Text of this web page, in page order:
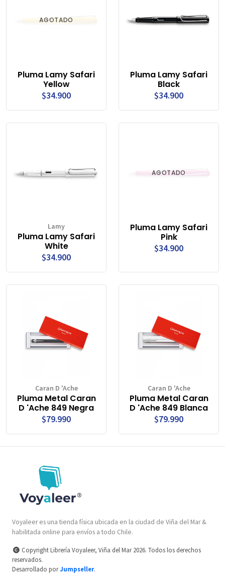
AGOTADO
Pluma Lamy Safari
Yellow
$34.900
Pluma Lamy Safari
Black
$34.900
Lamy
Pluma Lamy Safari
White
$34.900
AGOTADO
Pluma Lamy Safari
Pink
$34.900
Caran D 'Ache
Pluma Metal Caran
D 'Ache 849 Negra
$79.990
Caran D 'Ache
Pluma Metal Caran
D 'Ache 849 Blanca
$79.990
Voyaleer es una tienda física ubicada en la ciudad de Viña del Mar &
habilitada online para envíos a todo Chile.
Copyright Librería Voyaleer, Viña del Mar 2026. Todos los derechos
reservados.
Desarrollado porJumpseller.